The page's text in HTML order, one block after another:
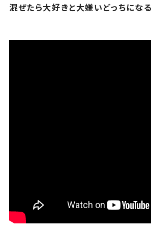
混ぜたら大好きと大嫌いどっちになる